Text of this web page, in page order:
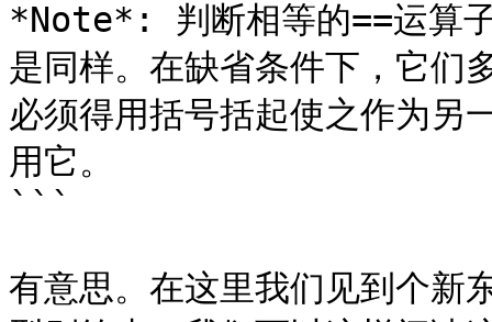
*Note*: 判断相等的==运算
是同样。在缺省条件下，它们
必须得用括号括起使之作为另
用它。
```
有意思。在这里我们见到个